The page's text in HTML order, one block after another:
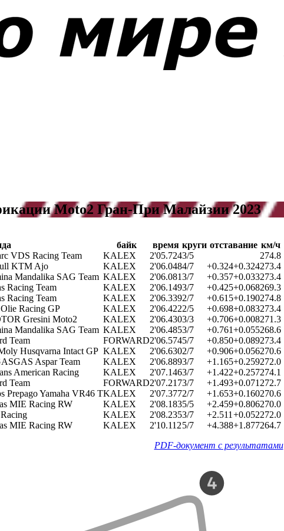
Moto2 Гран-При Малайзии 2023
байк время круги отставание км/ч
VDS Racing Team KALEX 2'05.7243/5
274.8
KTM Ajo KALEX 2'06.0484/7 +0.324+0.324273.4
Mandalika SAG Team KALEX 2'06.0813/7 +0.357+0.033273.4
Racing Team KALEX 2'06.1493/7 +0.425+0.068269.3
Racing Team KALEX 2'06.3392/7 +0.615+0.190274.8
Racing GP KALEX 2'06.4222/5 +0.698+0.083273.4
Gresini Moto2 KALEX 2'06.4303/3 +0.706+0.008271.3
Mandalika SAG Team KALEX 2'06.4853/7 +0.761+0.055268.6
Team FORWARD2'06.5745/7 +0.850+0.089273.4
Husqvarna Intact GP KALEX 2'06.6302/7 +0.906+0.056270.6
Aspar Team KALEX 2'06.8893/7 +1.165+0.259272.0
American Racing KALEX 2'07.1463/7 +1.422+0.257274.1
Team FORWARD2'07.2173/7 +1.493+0.071 272.7
Prepago Yamaha VR46 TKALEX 2'07.3772/7 +1.653+0.160270.6
MIE Racing RW KALEX 2'08.1835/5 +2.459+0.806270.0
KALEX 2'08.2353/7 +2.511 +0.052272.0
MIE Racing RW KALEX 2'10.1125/7 +4.388+1.877264.7
PDF-документ с результатами